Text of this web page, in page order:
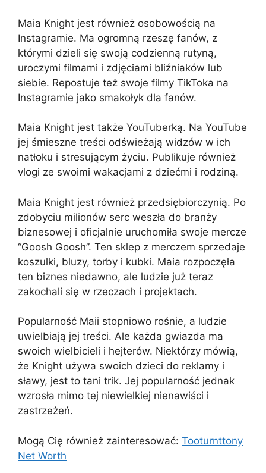
Maia Knight jest również osobowością na
Instagramie. Ma ogromną rzeszę fanów, z
którymi dzieli się swoją codzienną rutyną,
uroczymi filmami i zdjęciami bliźniaków lub
siebie. Repostuje też swoje filmy TikToka na
Instagramie jako smakołyk dla fanów.
Maia Knight jest także YouTuberką. Na YouTube
jej śmieszne treści odświeżają widzów w ich
natłoku i stresującym życiu. Publikuje również
vlogi ze swoimi wakacjami z dziećmi i rodziną.
Maia Knight jest również przedsiębiorczynią. Po
zdobyciu milionów serc weszła do branży
biznesowej i oficjalnie uruchomiła swoje mercze
“Goosh Goosh”. Ten sklep z merczem sprzedaje
koszulki, bluzy, torby i kubki. Maia rozpoczęła
ten biznes niedawno, ale ludzie już teraz
zakochali się w rzeczach i projektach.
Popularność Maii stopniowo rośnie, a ludzie
uwielbiają jej treści. Ale każda gwiazda ma
swoich wielbicieli i hejterów. Niektórzy mówią,
że Knight używa swoich dzieci do reklamy i
sławy, jest to tani trik. Jej popularność jednak
wzrosła mimo tej niewielkiej nienawiści i
zastrzeżeń.
Mogą Cię również zainteresować: Tooturnttony
Net Worth